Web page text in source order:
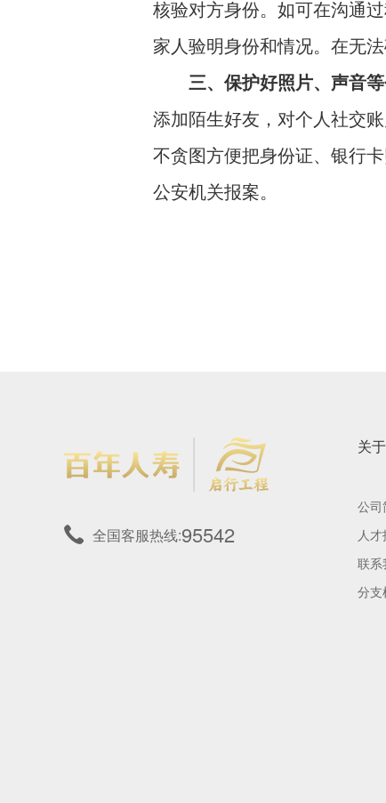
核验对方身份。如可在沟通
家人验明身份和情况。在无
三、保护好照片、声音等
添加陌生好友，对个人社交
不贪图方便把身份证、银行
公安机关报案。
全国客服热线:95542
关
公司
人
联系
分支